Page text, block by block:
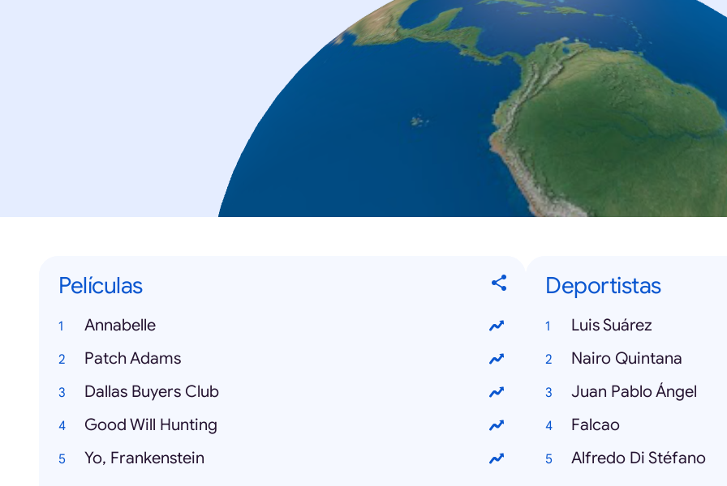
Películas
Annabelle
Patch Adams
Dallas Buyers Club
Good Will Hunting
Yo, Frankenstein
Deportistas
Luis Suárez
Nairo Quintana
Juan Pablo Ángel
Falcao
Alfredo Di Stéfano